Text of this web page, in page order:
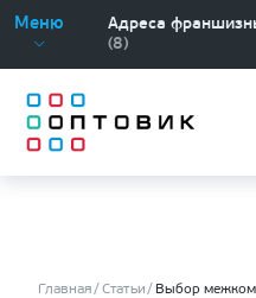
Меню
Адреса
(8)
Главная Статьи Выбор